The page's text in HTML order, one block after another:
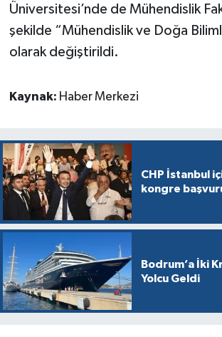
Üniversitesi’nde de Mühendislik
şekilde “Mühendislik ve Doğa
olarak değiştirildi.
Kaynak: Haber Merkezi
CHP İstanbul
kongre
Bodrum’a İki
Yolcu Geldi